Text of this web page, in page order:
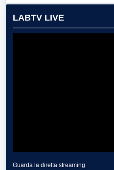
LABTV LIVE
Guarda la diretta streaming